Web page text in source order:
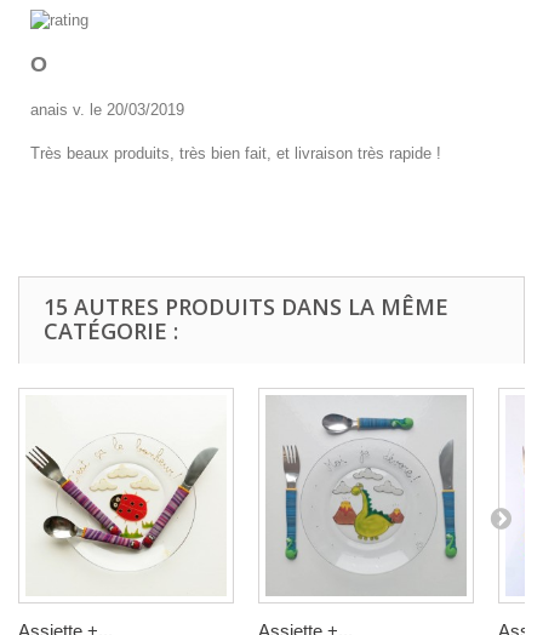
O
anais v. le 20/03/2019
Très beaux produits, très bien fait, et livraison très rapide !
15 AUTRES PRODUITS DANS LA MÊME
CATÉGORIE :